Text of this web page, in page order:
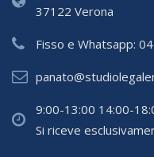
37122 Verona
Fisso e Whatsapp:
9:00-13:00 14:00-
Si riceve